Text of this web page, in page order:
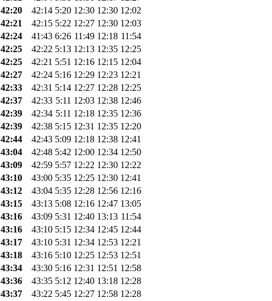
42:20 42:14 5:20 12:30 12:30 12:02
42:21 42:15 5:22 12:27 12:30 12:03
42:24 41:43 6:26 11:49 12:18 11:54
42:25 42:22 5:13 12:13 12:35 12:25
42:25 42:21 5:51 12:16 12:15 12:04
42:27 42:24 5:16 12:29 12:23 12:21
42:33 42:31 5:14 12:27 12:28 12:25
42:37 42:33 5:11 12:03 12:38 12:46
42:39 42:34 5:11 12:18 12:35 12:36
42:39 42:38 5:15 12:31 12:35 12:20
42:44 42:43 5:09 12:18 12:38 12:41
43:04 42:48 5:42 12:00 12:34 12:50
43:09 42:59 5:57 12:22 12:30 12:22
43:10 43:00 5:35 12:25 12:30 12:41
43:12 43:04 5:35 12:28 12:56 12:16
43:15 43:13 5:08 12:16 12:47 13:05
43:16 43:09 5:31 12:40 13:13 11:54
43:16 43:10 5:15 12:34 12:45 12:44
43:17 43:10 5:31 12:34 12:53 12:21
43:18 43:16 5:10 12:25 12:53 12:51
43:34 43:30 5:16 12:31 12:51 12:58
43:36 43:35 5:12 12:40 13:18 12:28
43:37 43:22 5:45 12:27 12:58 12:28